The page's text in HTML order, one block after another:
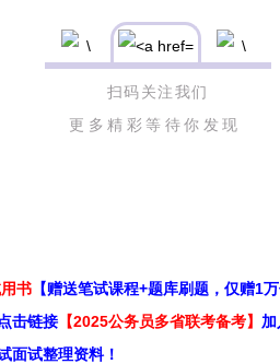
扫码关注我们
更多精彩等待你发现
书 【赠送笔试课程+题库刷题，仅赠1万
击链接 【2025公务员多省联考备考】
面试整理资料！